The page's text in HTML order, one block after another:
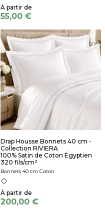
55,00 €
Drap Housse Bonnets 40 cm -
Collection RIVIERA
100% Satin de Coton Égyptien
320 fils/cm²
Bonnets 40 cm Coton
200,00 €